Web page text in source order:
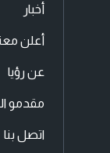
أخبار
أعلن
عن رؤيا
مقدمو
اتصل بنا